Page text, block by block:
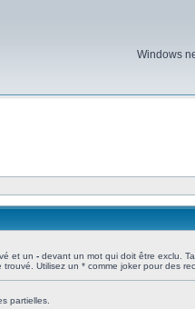
Windows
et un - devant un mot qui doit être exclu.
Utilisez un * comme joker pour des
partielles.